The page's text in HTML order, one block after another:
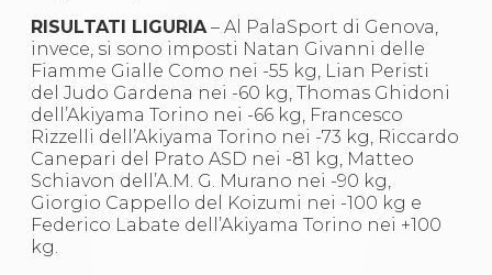
RISULTATI LIGURIA– Al PalaSport di Genova,
invece, si sono imposti Natan Givanni delle
Fiamme Gialle Como nei -55 kg, Lian Peristi
del Judo Gardena nei -60 kg, Thomas Ghidoni
dell’Akiyama Torino nei -66 kg, Francesco
Rizzelli dell’Akiyama Torino nei -73 kg, Riccardo
Canepari del Prato ASD nei -81 kg, Matteo
Schiavon dell’A.M. G. Murano nei -90 kg,
Giorgio Cappello del Koizumi nei -100 kg e
Federico Labate dell’Akiyama Torino nei +100
kg.